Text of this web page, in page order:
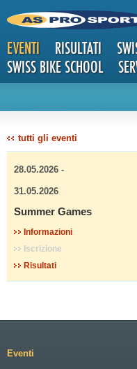
EVENTI RISULTATI
SWISS BIKE SCHOOL
LI
tutti gli eventi
28.05.2026 -
31.05.2026
Summer Games
Informazioni
Iscrizione
Risultati
Eventi